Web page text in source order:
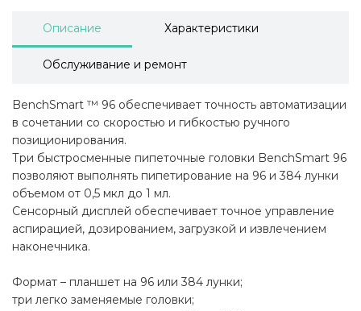
Описание Характеристики
Обслуживание и ремонт
BenchSmart ™ 96 обеспечивает точность автоматизации
в сочетании со скоростью и гибкостью ручного
позиционирования.
Три быстросменные пипеточные головки BenchSmart 96
позволяют выполнять пипетирование на 96 и 384 лунки
объемом от 0,5 мкл до 1 мл.
Сенсорный дисплей обеспечивает точное управление
аспирацией, дозированием, загрузкой и извлечением
наконечника.
Формат – планшет на 96 или 384 лунки;
три легко заменяемые головки;